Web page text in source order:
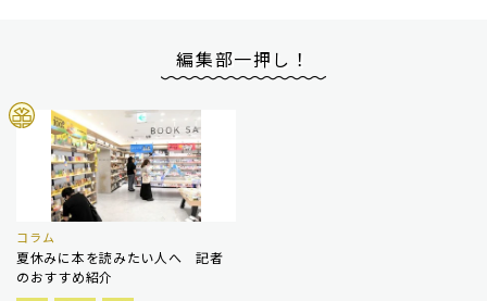
編集部一押し！
コラム
夏休みに本を読みたい人へ 記者
のおすすめ紹介